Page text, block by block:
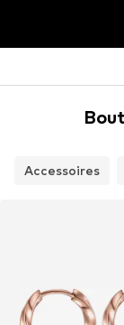
Accessoires